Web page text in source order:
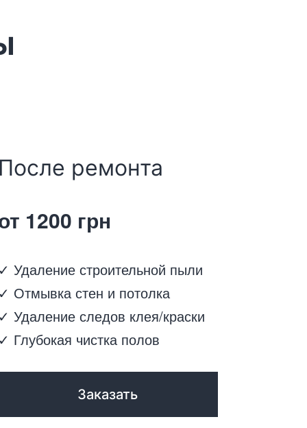
ремонта
1200 грн
Удаление строительной пыли
Отмывка стен и потолка
Удаление следов клея/краски
Глубокая чистка полов
Заказать